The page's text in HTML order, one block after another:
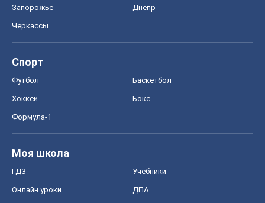
Запорожье Днепр
Черкассы
Спорт
Футбол Баскетбол
Хоккей Бокс
Формула-1
Моя школа
ГДЗ Учебники
Онлайн уроки ДПА